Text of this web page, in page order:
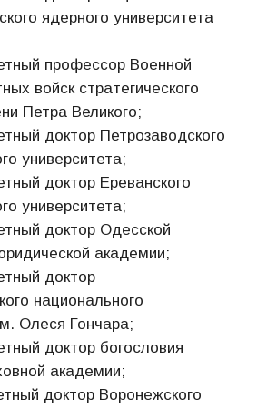
ядерного университета
профессор Военной
войск стратегического
Петра Великого;
доктор Петрозаводского
университета;
доктор Ереванского
университета;
доктор Одесской
академии;
доктор
национального
Олеся Гончара;
доктор богословия
академии;
доктор Воронежского